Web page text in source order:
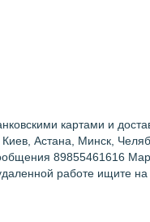
картами и
Астана, Минск,
89855461616
работе ищите